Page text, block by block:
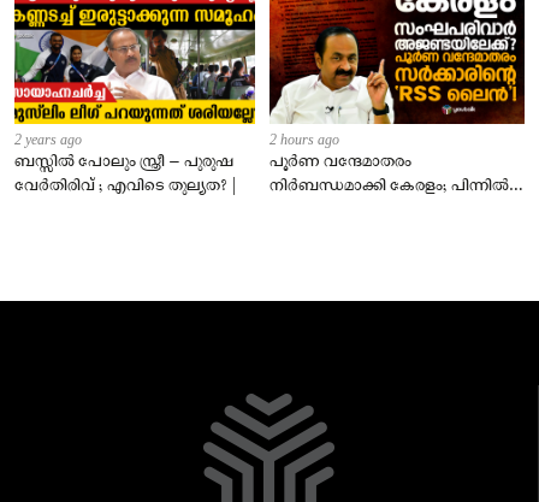
2 years ago
ബസ്സിൽ പോലും സ്ത്രീ – പുരുഷ
വേർതിരിവ് ; എവിടെ തുല്യത? |
2 hours ago
പൂർണ വന്ദേമാതരം
നിർബന്ധമാക്കി കേരളം; പിന്നിൽ